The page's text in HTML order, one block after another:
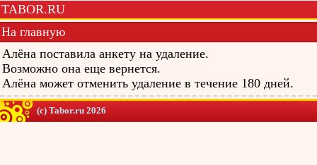
TABOR.RU
На главную
Алёна поставила анкету на удаление.
Возможно она еще вернется.
Алёна может отменить удаление в течение 180 дней.
(c) Tabor.ru 2026